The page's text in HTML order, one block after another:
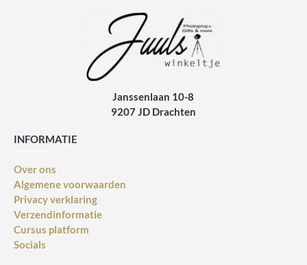
Janssenlaan 10-8
9207 JD Drachten
INFORMATIE
Over ons
Algemene voorwaarden
Privacy verklaring
Verzendinformatie
Cursus platform
Socials